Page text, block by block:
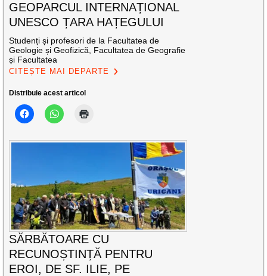
GEOPARCUL INTERNAȚIONAL
UNESCO ȚARA HAȚEGULUI
Studenți și profesori de la Facultatea de
Geologie și Geofizică, Facultatea de Geografie
și Facultatea
CITEȘTE MAI DEPARTE
Distribuie acest articol
SĂRBĂTOARE CU
RECUNOȘTINȚĂ PENTRU
EROI, DE SF. ILIE, PE